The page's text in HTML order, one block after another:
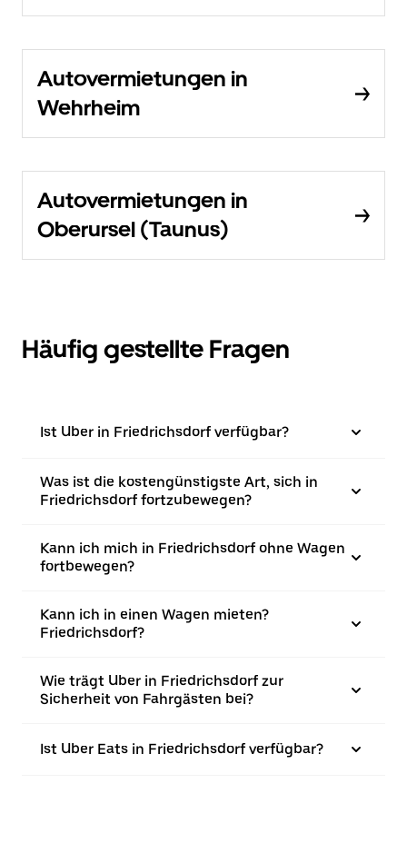
Autovermietungen in
Wehrheim
Autovermietungen in
Oberursel (Taunus)
Häufig gestellte Fragen
Ist Uber in Friedrichsdorf verfügbar?
Was ist die kostengünstigste Art, sich in
Friedrichsdorf fortzubewegen?
Kann ich mich in Friedrichsdorf ohne Wagen
fortbewegen?
Kann ich in einen Wagen mieten?
Friedrichsdorf?
Wie trägt Uber in Friedrichsdorf zur
Sicherheit von Fahrgästen bei?
Ist Uber Eats in Friedrichsdorf verfügbar?